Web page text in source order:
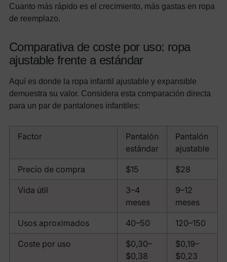
Cuanto más rápido es el crecimiento, más gastas en ropa
de reemplazo.
Comparativa de coste por uso: ropa
ajustable frente a estándar
Aquí es donde la ropa infantil ajustable y expansible
demuestra su valor. Considera esta comparación directa
para un par de pantalones infantiles:
Factor
Pantalón
estándar
Pantalón
ajustable
Precio de compra $15 $28
Vida útil
3–4
meses
9–12
meses
Usos aproximados 40–50 120–150
Coste por uso
$0,30–
$0,38
$0,19–
$0,23